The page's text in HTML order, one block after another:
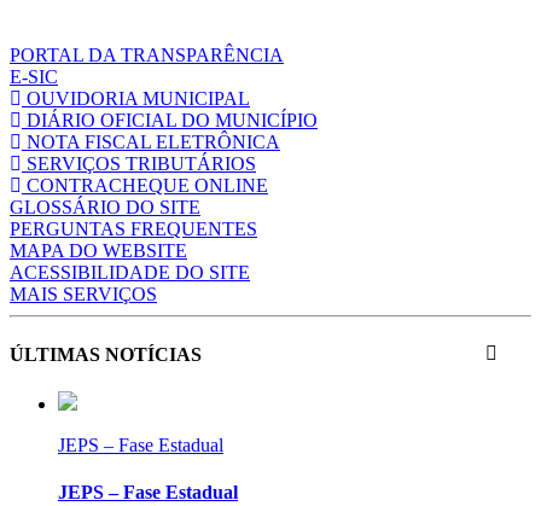
PORTAL DA TRANSPARÊNCIA
E-SIC
OUVIDORIA MUNICIPAL
DIÁRIO OFICIAL DO MUNICÍPIO
NOTA FISCAL ELETRÔNICA
SERVIÇOS TRIBUTÁRIOS
CONTRACHEQUE ONLINE
GLOSSÁRIO DO SITE
PERGUNTAS FREQUENTES
MAPA DO WEBSITE
ACESSIBILIDADE DO SITE
MAIS SERVIÇOS
ÚLTIMAS NOTÍCIAS
JEPS – Fase Estadual
JEPS – Fase Estadual